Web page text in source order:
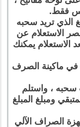
فقط.
الذي تريد سحبه
الاستعلام عن
الاستعلام يمكنك
في ماكينة الصرف
سحبه ، واستلم
ومبلغ المبلغ
الصراف الآلي